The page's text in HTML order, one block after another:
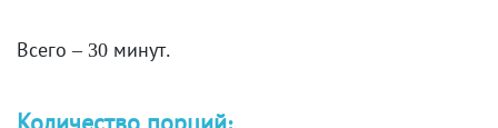
Всего – 30 минут.